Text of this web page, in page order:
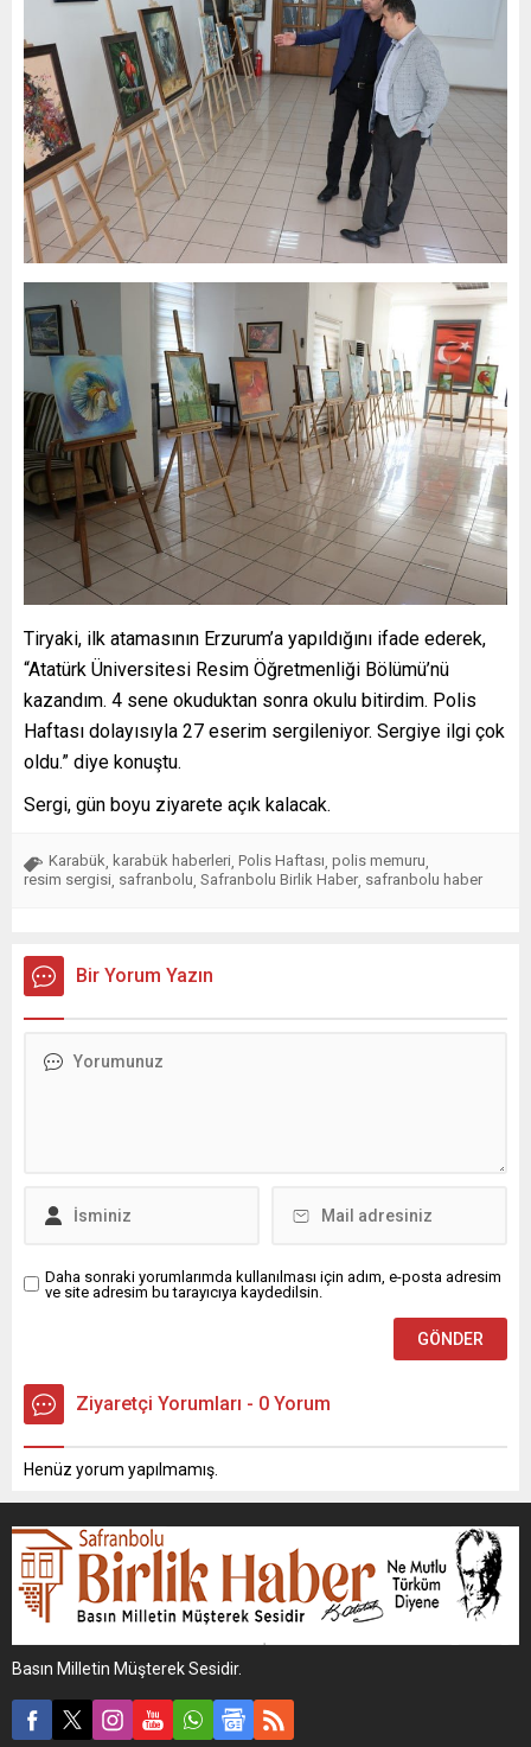
Tiryaki, ilk atamasının Erzurum’a yapıldığını ifade ederek,
“Atatürk Üniversitesi Resim Öğretmenliği Bölümü’nü
kazandım. 4 sene okuduktan sonra okulu bitirdim. Polis
Haftası dolayısıyla 27 eserim sergileniyor. Sergiye ilgi çok
oldu.” diye konuştu.
Sergi, gün boyu ziyarete açık kalacak.
Karabük karabük haberleri Polis Haftası polis memuru
resim sergisi safranbolu Safranbolu Birlik Haber safranbolu haber
Bir Yorum Yazın
Daha sonraki yorumlarımda kullanılması için adım, e-posta adresim
ve site adresim bu tarayıcıya kaydedilsin.
Ziyaretçi Yorumları - 0 Yorum
Henüz yorum yapılmamış.
Basın Milletin Müşterek Sesidir.